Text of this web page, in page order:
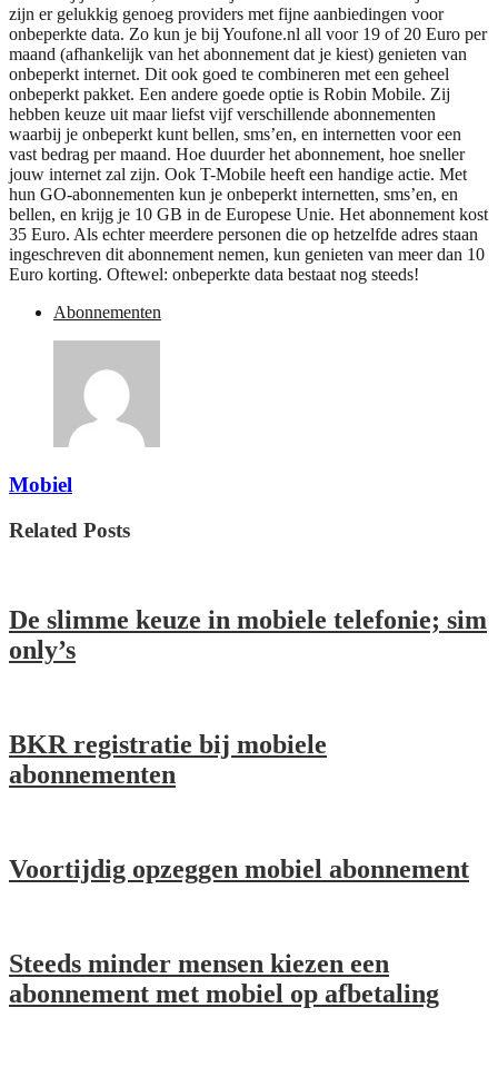
zijn er gelukkig genoeg providers met fijne aanbiedingen voor
onbeperkte data. Zo kun je bij Youfone.nl all voor 19 of 20 Euro per
maand (afhankelijk van het abonnement dat je kiest) genieten van
onbeperkt internet. Dit ook goed te combineren met een geheel
onbeperkt pakket. Een andere goede optie is Robin Mobile. Zij
hebben keuze uit maar liefst vijf verschillende abonnementen
waarbij je onbeperkt kunt bellen, sms’en, en internetten voor een
vast bedrag per maand. Hoe duurder het abonnement, hoe sneller
jouw internet zal zijn. Ook T-Mobile heeft een handige actie. Met
hun GO-abonnementen kun je onbeperkt internetten, sms’en, en
bellen, en krijg je 10 GB in de Europese Unie. Het abonnement kost
35 Euro. Als echter meerdere personen die op hetzelfde adres staan
ingeschreven dit abonnement nemen, kun genieten van meer dan 10
Euro korting. Oftewel: onbeperkte data bestaat nog steeds!
Abonnementen
Mobiel
Related Posts
De slimme keuze in mobiele telefonie; sim
only’s
BKR registratie bij mobiele
abonnementen
Voortijdig opzeggen mobiel abonnement
Steeds minder mensen kiezen een
abonnement met mobiel op afbetaling